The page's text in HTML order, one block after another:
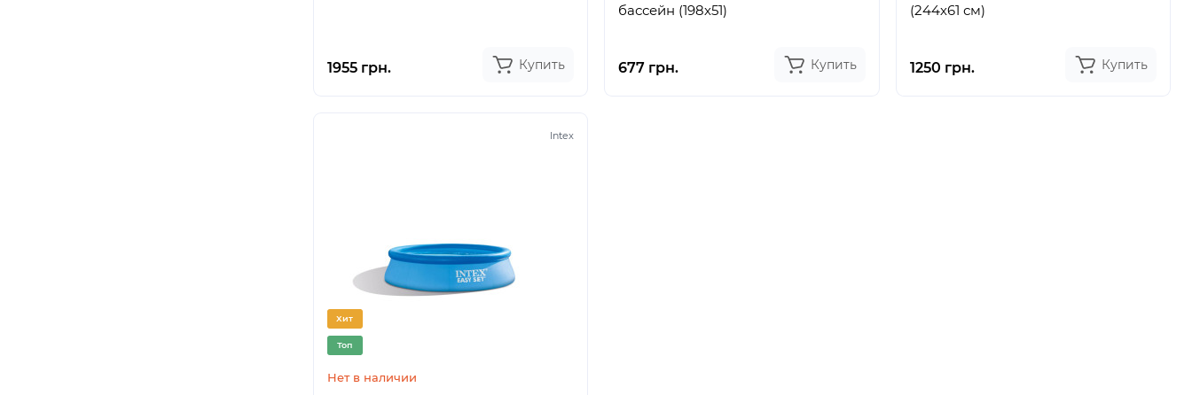
1955 грн. Купить
бассейн (198х51)
677 грн. Купить
(244х61 см)
1250 грн. Купить
Intex
Хит
Топ
Нет в наличии